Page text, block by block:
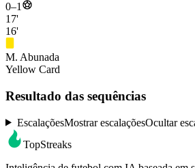
0–1
17'
16'
M. Abunada
Yellow Card
Resultado das sequências
EscalaçõesMostrar escalaçõesOcultar
TopStreaks